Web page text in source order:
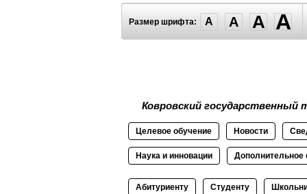
Размер шрифта: A A A A
Ковровский государственный
Целевое обучение Новости
Наука и инновации Дополнительное
Абитуриенту Студенту